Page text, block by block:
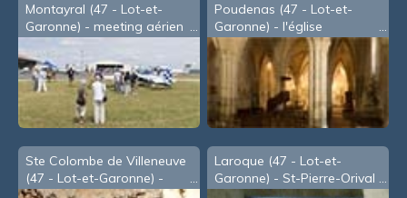
Montayral (47 - Lot-et-
Garonne) - meeting aérien
de Juillet 2010
Poudenas (47 - Lot-et-
Garonne) - l'église
Ste Colombe de Villeneuve
(47 - Lot-et-Garonne) -
Laroque (47 - Lot-et-
Garonne) - St-Pierre-Orival